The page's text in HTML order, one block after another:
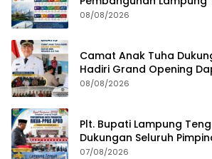
pada SDM, Ekonomi,
08/08/2026
Camat Anak Tuha
Hadiri Grand Opening
Aji Tua Lampung Tengah
08/08/2026
Plt. Bupati Lampung
Dukungan Seluruh
RKUA-PPAS APBD Tahun
07/08/2026